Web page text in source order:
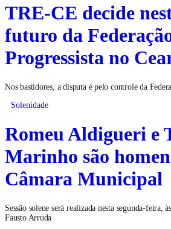
TRE-CE decide
futuro da
Progressista no
Nos bastidores, a disputa é pelo controle da
Solenidade
Romeu Aldigueri e
Marinho são
Câmara Municipal
Sessão solene será realizada nesta segunda-feira,
Fausto Arruda